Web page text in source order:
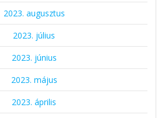
2023. augusztus
2023. július
2023. június
2023. május
2023. április